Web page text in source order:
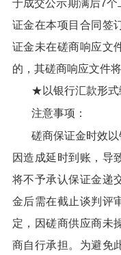
于成交公示期满后7
证金在本项目合同签
证金未在磋商响应文
的，其磋商响应文件将
★以银行汇款形式
注意事项：
磋商保证金时效
因造成延时到账，导
将不予承认保证金递
金后需在截止谈判评
定，因磋商供应商未
商自行承担。为避免